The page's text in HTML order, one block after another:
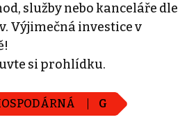
služby nebo kanceláře dle
Výjimečná investice v
si prohlídku.
G